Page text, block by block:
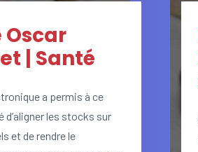
Oscar
| Santé
a permis à ce
d’aligner les stocks sur
et de rendre le